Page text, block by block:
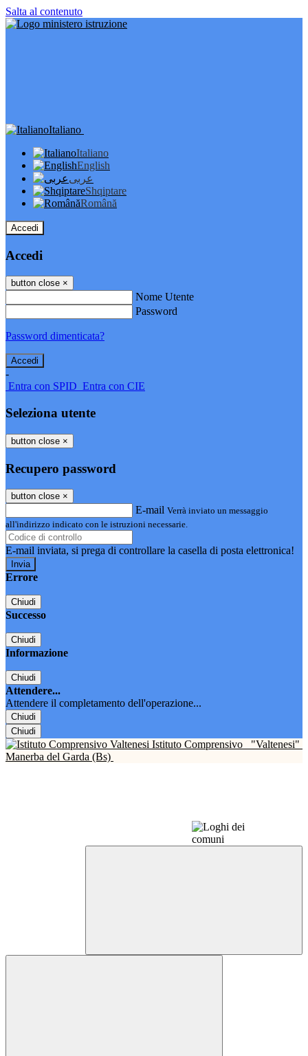
Salta al contenuto
Italiano
Italiano
English
عربى
Shqiptare
Română
Accedi
Accedi
button close ×
Nome Utente
Password
Password dimenticata?
-
Entra con SPID Entra con CIE
Seleziona utente
button close ×
Recupero password
button close ×
E-mail Verrà inviato un messaggio
all'indirizzo indicato con le istruzioni necessarie.
E-mail inviata, si prega di controllare la casella di posta elettronica!
Errore
Chiudi
Successo
Chiudi
Informazione
Chiudi
Attendere...
Attendere il completamento dell'operazione...
Chiudi
Chiudi
Istituto Comprensivo
"Valtenesi"
Manerba del Garda (Bs)